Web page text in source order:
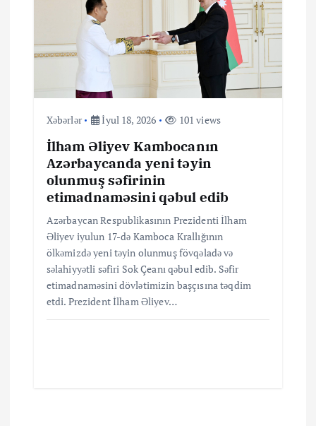
Xəbərlər İyul 18, 2026 101 views
İlham Əliyev Kambocanın
Azərbaycanda yeni təyin
olunmuş səfirinin
etimadnaməsini qəbul edib
Azərbaycan Respublikasının Prezidenti İlham
Əliyev iyulun 17-də Kamboca Krallığının
ölkəmizdə yeni təyin olunmuş fövqəladə və
səlahiyyətli səfiri Sok Çeanı qəbul edib. Səfir
etimadnaməsini dövlətimizin başçısına təqdim
etdi. Prezident İlham Əliyev…